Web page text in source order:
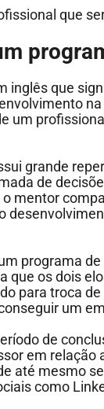
que
que
um
grande
de
mentor
programa
que os dois
para troca
um
de
em relação
até mesmo
como